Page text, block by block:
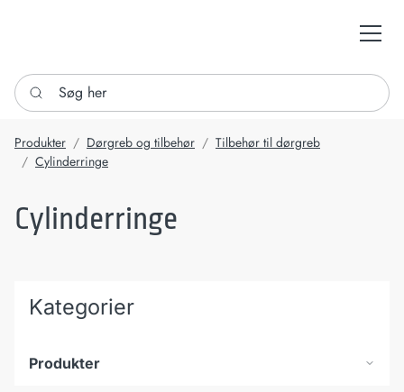
Søg her
Produkter Dørgreb og tilbehør
Tilbehør til dørgreb
Cylinderringe
Cylinderringe
Kategorier
Produkter